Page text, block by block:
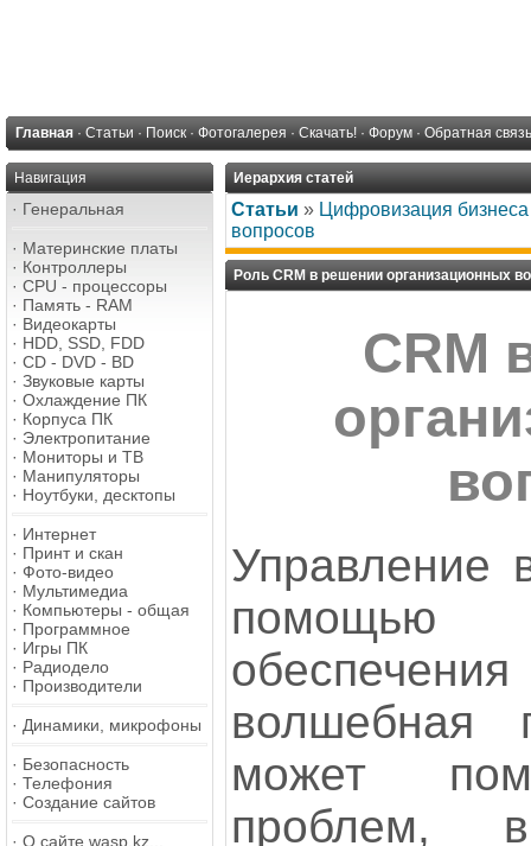
Главная · Статьи · Поиск · Фотогалерея · Скачать! · Форум · Обратная связь
Навигация
· Генеральная
· Материнские платы
· Контроллеры
· CPU - процессоры
· Память - RAM
· Видеокарты
· HDD, SSD, FDD
· CD - DVD - BD
· Звуковые карты
· Охлаждение ПК
· Корпуса ПК
· Электропитание
· Мониторы и ТВ
· Манипуляторы
· Ноутбуки, десктопы
· Интернет
· Принт и скан
· Фото-видео
· Мультимедиа
· Компьютеры - общая
· Программное
· Игры ПК
· Радиодело
· Производители
· Динамики, микрофоны
· Безопасность
· Телефония
· Создание сайтов
· О сайте wasp.kz...
Иерархия статей
Статьи » Цифровизация бизнеса
вопросов
Роль CRM в решении организационных
CRM
Управление
помощью
волшебная
может
проблем,